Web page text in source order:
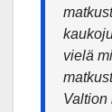
vielä
Valtion